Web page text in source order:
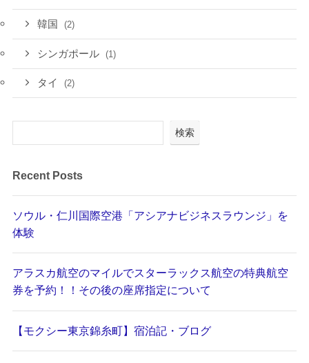
韓国 (2)
シンガポール (1)
タイ (2)
検索
Recent Posts
ソウル・仁川国際空港「アシアナビジネスラウンジ」を
体験
アラスカ航空のマイルでスターラックス航空の特典航空
券を予約！！その後の座席指定について
【モクシー東京錦糸町】宿泊記・ブログ